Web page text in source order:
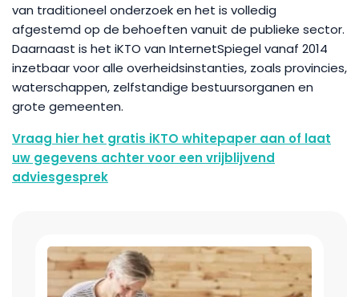
van traditioneel onderzoek en het is volledig
afgestemd op de behoeften vanuit de publieke sector.
Daarnaast is het iKTO van InternetSpiegel vanaf 2014
inzetbaar voor alle overheidsinstanties, zoals provincies,
waterschappen, zelfstandige bestuursorganen en
grote gemeenten.
Vraag hier het gratis iKTO whitepaper aan of laat
uw gegevens achter voor een vrijblijvend
adviesgesprek